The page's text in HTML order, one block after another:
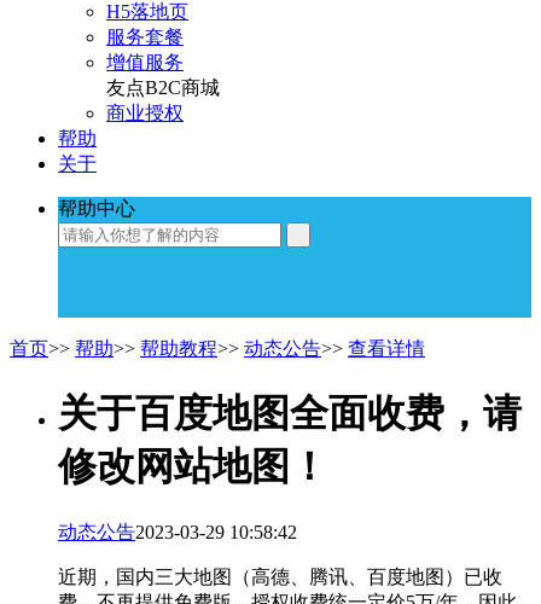
H5落地页
服务套餐
增值服务
友点B2C商城
商业授权
帮助
关于
帮助中心
首页>> 帮助>> 帮助教程>> 动态公告>> 查看详情
关于百度地图全面收费，请
修改网站地图！
动态公告2023-03-29 10:58:42
近期，国内三大地图（高德、腾讯、百度地图）已收